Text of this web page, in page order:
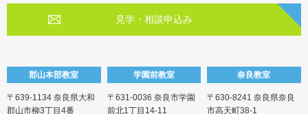
見学・相談申込み
郡山本部教室
〒639-1134 奈良県大和
郡山市柳3丁目4番
学園前教室
〒631-0036 奈良市学園
前北1丁目14-11
奈良教室
〒630-8241 奈良県奈良
市高天町38-1